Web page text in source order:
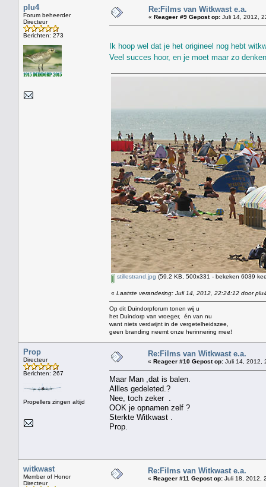
plu4
Forum beheerder
Directeur
Berichten: 273
Re:Films van Witkwast e.a.
« Reageer #9 Gepost op: Juli 14, 2012,
Ik hoop wel dat je het origineel nog hebt
Veel succes hoor, en je moet maar zo
stillestrand.jpg (59.2 KB, 500x331 - bekeken 6039
« Laatste verandering: Juli 14, 2012, 22:24:12 door
Op dit Duindorpforum tonen wij u
het Duindorp van vroeger, én van nu
want niets verdwijnt in de vergetelheidszee,
geen branding neemt onze herinnering mee!
Prop
Directeur
Berichten: 267
Propellers zingen altijd
Re:Films van Witkwast e.a.
« Reageer #10 Gepost op: Juli 14, 2012,
Maar Man ,dat is balen.
Allles gedeleted.?
Nee, toch zeker .
OOK je opnamen zelf ?
Sterkte Witkwast .
Prop.
witkwast
Member of Honor
Directeur
Re:Films van Witkwast e.a.
« Reageer #11 Gepost op: Juli 18, 2012,